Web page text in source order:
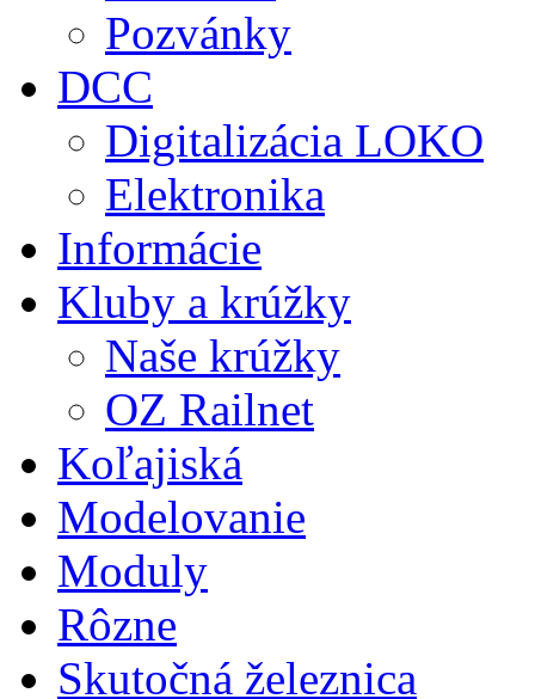
Pozvánky
DCC
Digitalizácia LOKO
Elektronika
Informácie
Kluby a krúžky
Naše krúžky
OZ Railnet
Koľajiská
Modelovanie
Moduly
Rôzne
Skutočná železnica